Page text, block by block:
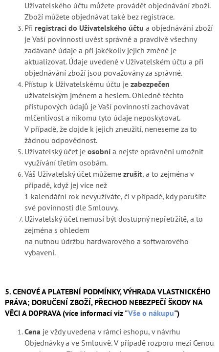
Uživatelského účtu můžete provádět objednávání zboží.
Zboží můžete objednávat také bez registrace.
Při registraci do Uživatelského účtu a objednávání zboží
je Vaší povinností uvést správně a pravdivě všechny
zadávané údaje a při jakékoliv jejich změně je
aktualizovat. Údaje uvedené v Uživatelském účtu a při
objednávání zboží jsou považovány za správné.
Přístup k Uživatelskému účtu je zabezpečen
uživatelským jménem a heslem. Ohledně těchto
přístupových údajů je Vaší povinností zachovávat
mlčenlivost a nikomu tyto údaje neposkytovat.
V případě, že dojde k jejich zneužití, neneseme za to
žádnou odpovědnost.
Uživatelský účet je osobní a nejste oprávněni umožnit
využívání třetím osobám.
Váš Uživatelský účet můžeme zrušit, a to zejména v
případě, když jej více než
1 kalendářní rok nevyužíváte, či v případě, kdy porušíte
své povinnosti dle Smlouvy.
Uživatelský účet nemusí být dostupný nepřetržitě, a to
zejména s ohledem
na nutnou údržbu hardwarového a softwarového
vybavení.
5. CENOVÉ A PLATEBNÍ PODMÍNKY, VÝHRADA VLASTNICKÉHO
PRÁVA; DORUČENÍ ZBOŽÍ, PŘECHOD NEBEZPEČÍ ŠKODY NA
VĚCI A DOPRAVA (více informací viz "Vše o nákupu")
Cena je vždy uvedena v rámci eshopu, v návrhu
Objednávky a ve Smlouvě. V případě rozporu mezi Cenou